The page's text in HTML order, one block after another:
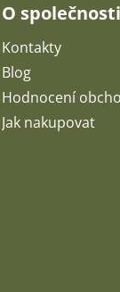
O společnosti
Kontakty
Blog
Hodnocení
Jak nakupovat